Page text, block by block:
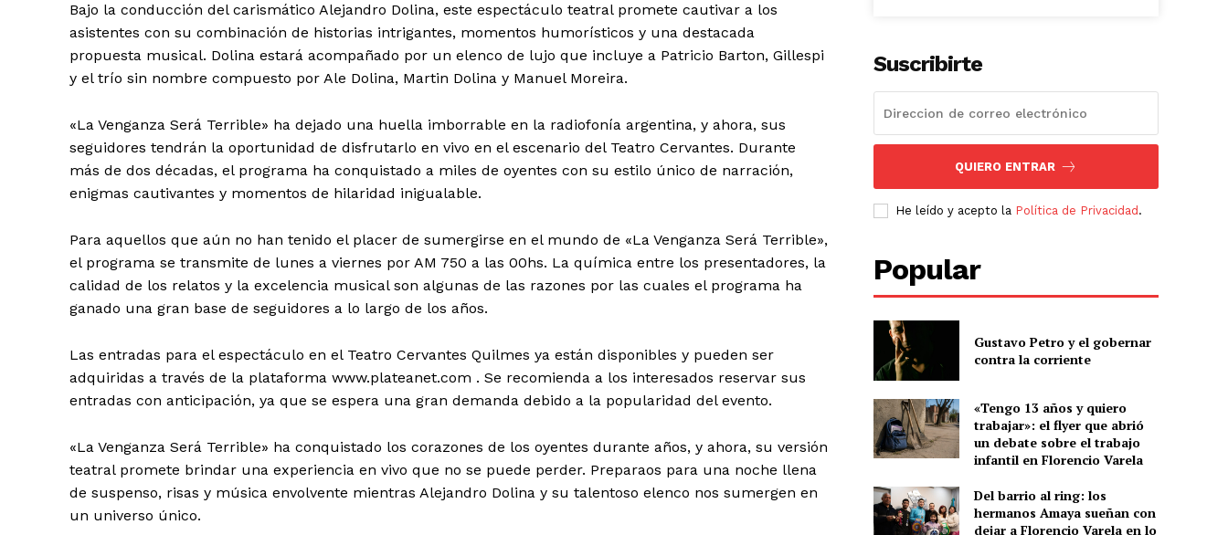
Bajo la conducción del carismático Alejandro Dolina, este espectáculo teatral promete cautivar a los
asistentes con su combinación de historias intrigantes, momentos humorísticos y una destacada
propuesta musical. Dolina estará acompañado por un elenco de lujo que incluye a Patricio Barton, Gillespi
y el trío sin nombre compuesto por Ale Dolina, Martin Dolina y Manuel Moreira.
«La Venganza Será Terrible» ha dejado una huella imborrable en la radiofonía argentina, y ahora, sus
seguidores tendrán la oportunidad de disfrutarlo en vivo en el escenario del Teatro Cervantes. Durante
más de dos décadas, el programa ha conquistado a miles de oyentes con su estilo único de narración,
enigmas cautivantes y momentos de hilaridad inigualable.
Para aquellos que aún no han tenido el placer de sumergirse en el mundo de «La Venganza Será Terrible»,
el programa se transmite de lunes a viernes por AM 750 a las 00hs. La química entre los presentadores, la
calidad de los relatos y la excelencia musical son algunas de las razones por las cuales el programa ha
ganado una gran base de seguidores a lo largo de los años.
Las entradas para el espectáculo en el Teatro Cervantes Quilmes ya están disponibles y pueden ser
adquiridas a través de la plataforma www.plateanet.com . Se recomienda a los interesados ​​reservar sus
entradas con anticipación, ya que se espera una gran demanda debido a la popularidad del evento.
«La Venganza Será Terrible» ha conquistado los corazones de los oyentes durante años, y ahora, su versión
teatral promete brindar una experiencia en vivo que no se puede perder. Preparaos para una noche llena
de suspenso, risas y música envolvente mientras Alejandro Dolina y su talentoso elenco nos sumergen en
un universo único.
Suscribirte
QUIERO ENTRAR
He leído y acepto la Política de Privacidad .
Popular
Gustavo Petro y el gobernar
contra la corriente
«Tengo 13 años y quiero
trabajar»: el flyer que abrió
un debate sobre el trabajo
infantil en Florencio Varela
Del barrio al ring: los
hermanos Amaya sueñan con
dejar a Florencio Varela en lo